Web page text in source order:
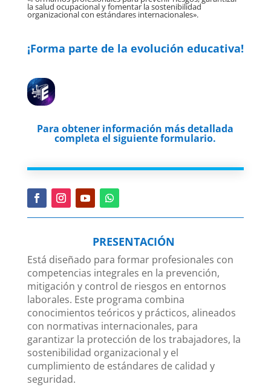
la salud ocupacional y fomentar la sostenibilidad
organizacional con estándares internacionales».
¡Forma parte de la evolución educativa!
Para obtener información más detallada
completa el siguiente formulario.
PRESENTACIÓN
Está diseñado para formar profesionales con
competencias integrales en la prevención,
mitigación y control de riesgos en entornos
laborales. Este programa combina
conocimientos teóricos y prácticos, alineados
con normativas internacionales, para
garantizar la protección de los trabajadores, la
sostenibilidad organizacional y el
cumplimiento de estándares de calidad y
seguridad.